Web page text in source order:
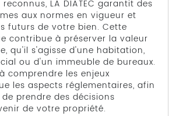
LA DIATEC garantit des
aux normes en vigueur et
futurs de votre bien. Cette
contribue à préserver la valeur
qu'il s'agisse d'une habitation,
ou d'un immeuble de bureaux.
comprendre les enjeux
les aspects réglementaires, afin
prendre des décisions
de votre propriété.